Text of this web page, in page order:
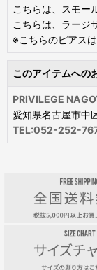
こちらは、スモー
こちらは、ラージ
※こちらのピアス
このアイテムへの
PRIVILEGE
愛知県名古屋市中
TEL:052-252-